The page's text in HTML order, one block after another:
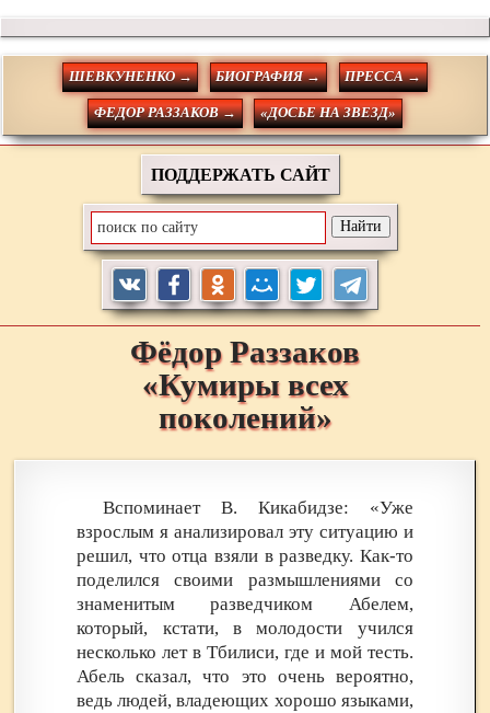
ШЕВКУНЕНКО → БИОГРАФИЯ → ПРЕССА →
ФЕДОР РАЗЗАКОВ → «ДОСЬЕ НА ЗВЕЗД»
ПОДДЕРЖАТЬ САЙТ
Фёдор Раззаков
«Кумиры всех
поколений»
Вспоминает В. Кикабидзе: «Уже
взрослым я анализировал эту ситуацию и
решил, что отца взяли в разведку. Как-то
поделился своими размышлениями со
знаменитым разведчиком Абелем,
который, кстати, в молодости учился
несколько лет в Тбилиси, где и мой тесть.
Абель сказал, что это очень вероятно,
ведь людей, владеющих хорошо языками,